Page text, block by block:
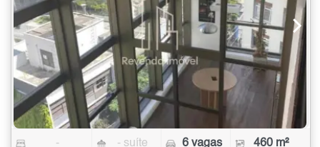
- - suíte 6 vagas 460 m²